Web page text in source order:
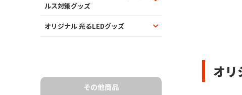
ルス対策グッズ
オリジナル 光るLEDグッズ
その他商品
オ